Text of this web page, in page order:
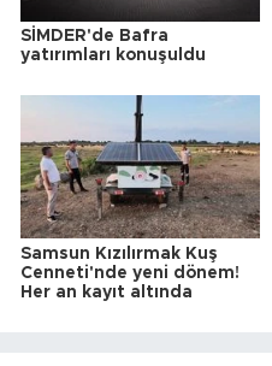
SİMDER'de Bafra
yatırımları konuşuldu
Samsun Kızılırmak Kuş
Cenneti'nde yeni dönem!
Her an kayıt altında